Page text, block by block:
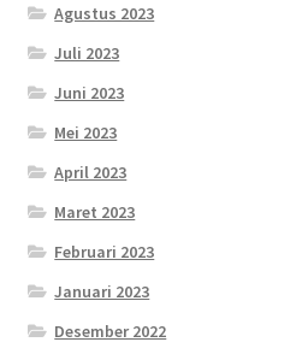
Agustus 2023
Juli 2023
Juni 2023
Mei 2023
April 2023
Maret 2023
Februari 2023
Januari 2023
Desember 2022